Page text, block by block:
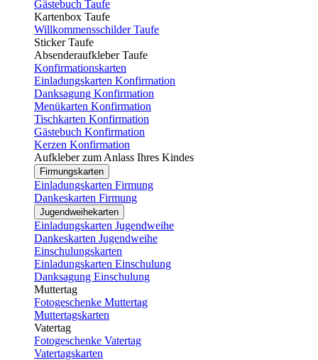
Gästebuch Taufe
Kartenbox Taufe
Willkommensschilder Taufe
Sticker Taufe
Absenderaufkleber Taufe
Konfirmationskarten
Einladungskarten Konfirmation
Danksagung Konfirmation
Menükarten Konfirmation
Tischkarten Konfirmation
Gästebuch Konfirmation
Kerzen Konfirmation
Aufkleber zum Anlass Ihres Kindes
Firmungskarten
Einladungskarten Firmung
Dankeskarten Firmung
Jugendweihekarten
Einladungskarten Jugendweihe
Dankeskarten Jugendweihe
Einschulungskarten
Einladungskarten Einschulung
Danksagung Einschulung
Muttertag
Fotogeschenke Muttertag
Muttertagskarten
Vatertag
Fotogeschenke Vatertag
Vatertagskarten